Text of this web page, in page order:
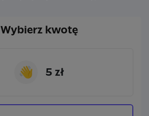
Wybierz kwotę
👋 5 zł